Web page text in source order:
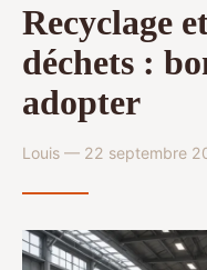
Recyclage
déchets :
adopter
Louis — 22 septembre